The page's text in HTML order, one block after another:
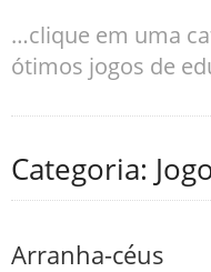
…clique em uma
ótimos jogos de
Categoria:
Arranha-céus